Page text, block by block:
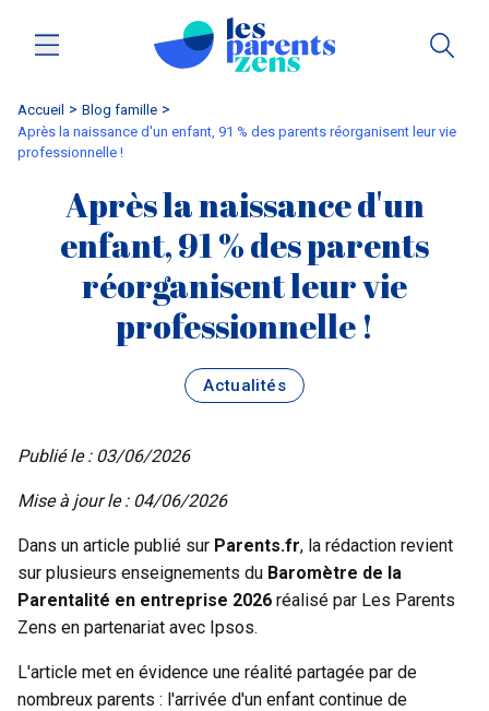
Accueil
blog famille
Après la naissance d'un enfant, 91 % des parents réorganisent leur vie
professionnelle !
Après la naissance d'un
enfant, 91 % des parents
réorganisent leur vie
professionnelle !
Actualités
Publié le : 03/06/2026
Mise à jour le : 04/06/2026
Dans un article publié sur Parents.fr, la rédaction revient
sur plusieurs enseignements du Baromètre de la
Parentalité en entreprise 2026 réalisé par Les Parents
Zens en partenariat avec Ipsos.
L'article met en évidence une réalité partagée par de
nombreux parents : l'arrivée d'un enfant continue de